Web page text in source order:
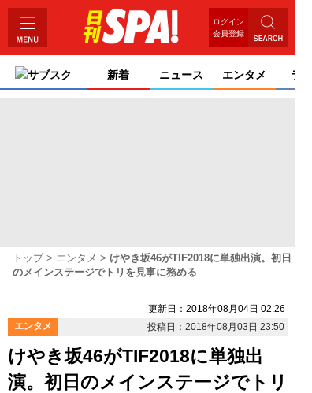
ログイン
会員登録
サブスク 新着 ニュース エンタメ ライ
トップ エンタメ
けやき坂46がTIF2018に単独出演。初日
のメインステージでトリを見事に務める
更新日：2018年08月04日 02:26
エンタメ
投稿日：2018年08月03日 23:50
けやき坂46がTIF2018に単独出
演。初日のメインステージでトリ